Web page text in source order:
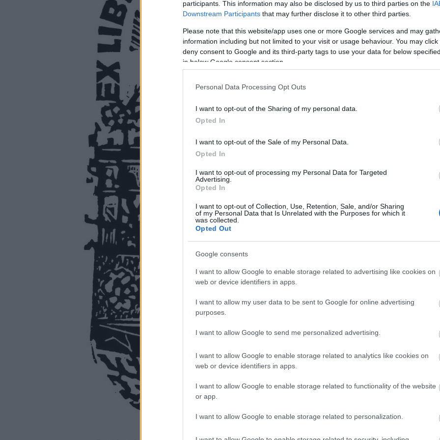
participants. This information may also be disclosed by us to third parties on the
Downstream Participants that may further disclose it to other third parties.
Please note that this website/app uses one or more Google services and may
information including but not limited to your visit or usage behaviour. You may
deny consent to Google and its third-party tags to use your data for below
in below Google consent section.
Personal Data Processing Opt Outs
I want to opt-out of the Sharing of my personal data.
Opted In
I want to opt-out of the Sale of my Personal Data.
Opted In
I want to opt-out of processing my Personal Data for Targeted
Advertising.
Opted In
I want to opt-out of Collection, Use, Retention, Sale, and/or Sharing
of my Personal Data that Is Unrelated with the Purposes for which it
was collected.
Opted Out
Google consents
I want to allow Google to enable storage related to advertising like cookies on
web or device identifiers in apps.
I want to allow my user data to be sent to Google for online advertising
purposes.
I want to allow Google to send me personalized advertising.
I want to allow Google to enable storage related to analytics like cookies on
web or device identifiers in apps.
I want to allow Google to enable storage related to functionality of the website
or app.
I want to allow Google to enable storage related to personalization.